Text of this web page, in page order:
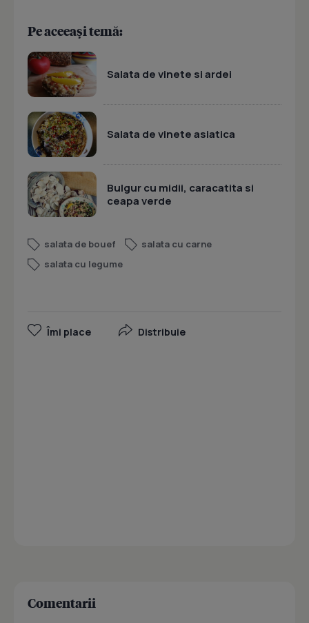
Pe aceeași temă:
Salata de vinete si ardei
Salata de vinete asiatica
Bulgur cu midii, caracatita si
ceapa verde
salata de bouef
salata cu carne
salata cu legume
Îmi place Distribuie
Comentarii